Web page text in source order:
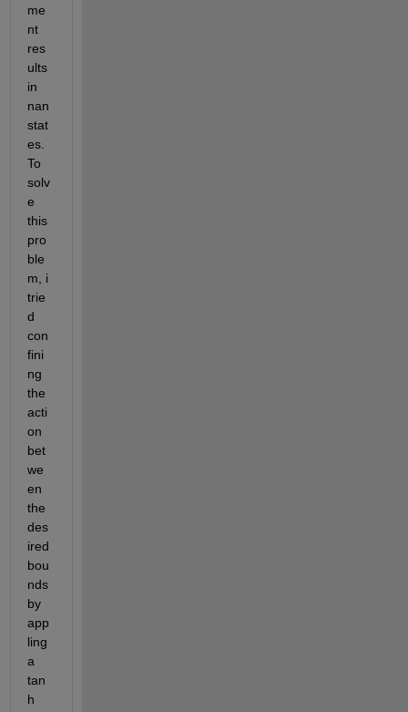
me
nt
res
ults
in
nan
stat
es.
To
solv
e
this
pro
ble
m, i
trie
d
con
fini
ng
the
acti
on
bet
we
en
the
des
ired
bou
nds
by
app
ling
a
tan
h